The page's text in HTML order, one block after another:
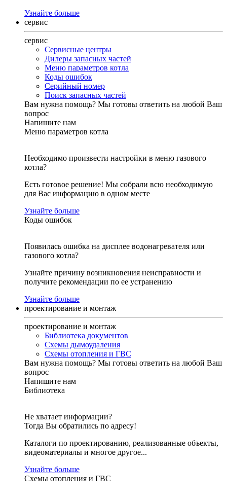
Узнайте больше
сервис
сервис
Сервисные центры
Дилеры запасных частей
Меню параметров котла
Коды ошибок
Серийный номер
Поиск запасных частей
Вам нужна помощь? Мы готовы ответить на любой Ваш
вопрос
Напишите нам
Меню параметров котла
Необходимо произвести настройки в меню газового
котла?
Есть готовое решение! Мы собрали всю необходимую
для Вас информацию в одном месте
Узнайте больше
Коды ошибок
Появилась ошибка на дисплее водонагревателя или
газового котла?
Узнайте причину возникновения неисправности и
получите рекомендации по ее устранению
Узнайте больше
проектирование и монтаж
проектирование и монтаж
Библиотека документов
Схемы дымоудаления
Схемы отопления и ГВС
Вам нужна помощь? Мы готовы ответить на любой Ваш
вопрос
Напишите нам
Библиотека
Не хватает информации?
Тогда Вы обратились по адресу!
Каталоги по проектированию, реализованные объекты,
видеоматериалы и многое другое...
Узнайте больше
Схемы отопления и ГВС